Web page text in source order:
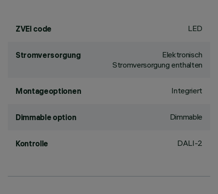
ZVEI code LED
Stromversorgung
Elektronisch
Stromversorgung enthalten
Montageoptionen Integriert
Dimmable option Dimmable
Kontrolle DALI-2